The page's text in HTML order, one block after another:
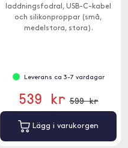
laddningsfodral, USB-C-kabel
och silikonproppar (små,
medelstora, stora).
Leverans ca 3-7 vardagar
539 kr 599 kr
Lägg i varukorgen